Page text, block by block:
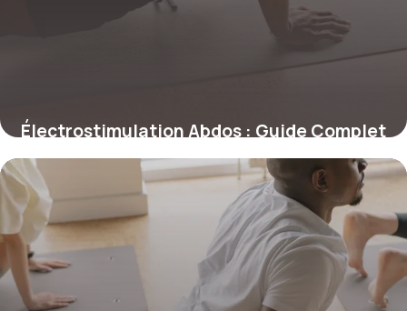
Électrostimulation Abdos : Guide Complet
2026
26 mai 2026